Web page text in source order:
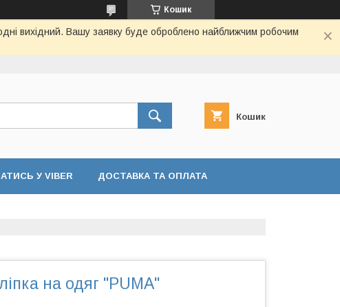
Кошик
вихідний. Вашу заявку буде оброблено найближчим робочим
Кошик
У VIBER ДОСТАВКА ТА ОПЛАТА
на одяг "PUMA"